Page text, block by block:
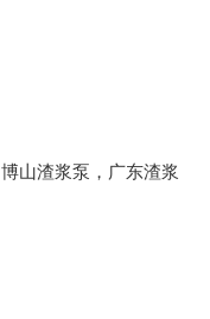
博山渣浆泵 ， 广东渣浆